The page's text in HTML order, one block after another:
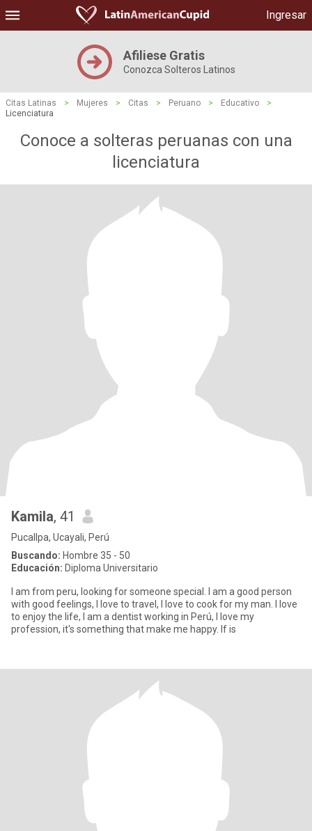
Ingresar
Afiliese Gratis
Conozca Solteros Latinos
Citas Latinas > Mujeres > Citas > Peruano > Educativo
>
Licenciatura
Conoce a solteras peruanas con una
licenciatura
Kamila, 41
Pucallpa, Ucayali, Perú
Buscando: Hombre 35 - 50
Educación: Diploma Universitario
I am from peru, looking for someone special. I am a good person
with good feelings, I love to travel, I love to cook for my man. I love
to enjoy the life, I am a dentist working in Perú, I love my
profession, it's something that make me happy. If is